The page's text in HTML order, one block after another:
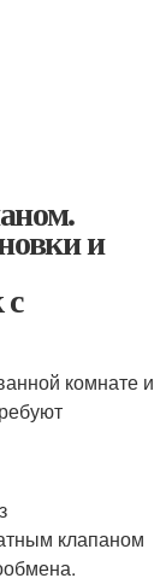
и
комнате и
клапаном